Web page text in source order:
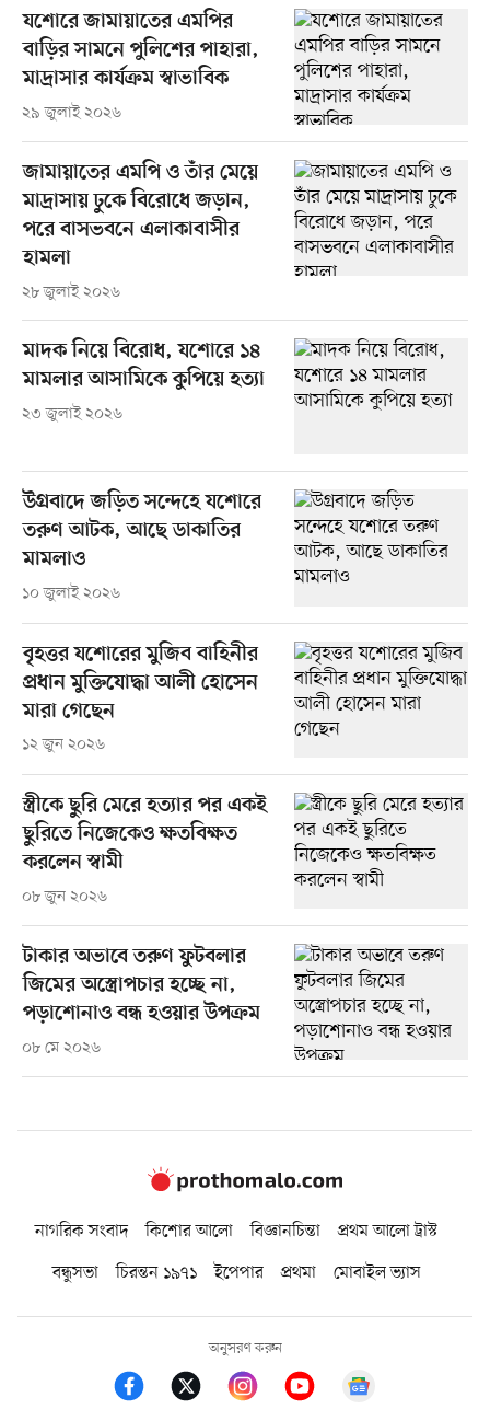
যশোরে জামায়াতের এমপির
বাড়ির সামনে পুলিশের পাহারা,
মাদ্রাসার কার্যক্রম স্বাভাবিক
২৯ জুলাই ২০২৬
জামায়াতের এমপি ও তাঁর মেয়ে
মাদ্রাসায় ঢুকে বিরোধে জড়ান,
পরে বাসভবনে এলাকাবাসীর
হামলা
২৮ জুলাই ২০২৬
মাদক নিয়ে বিরোধ, যশোরে ১৪
মামলার আসামিকে কুপিয়ে হত্যা
২৩ জুলাই ২০২৬
উগ্রবাদে জড়িত সন্দেহে যশোরে
তরুণ আটক, আছে ডাকাতির
মামলাও
১০ জুলাই ২০২৬
বৃহত্তর যশোরের মুজিব বাহিনীর
প্রধান মুক্তিযোদ্ধা আলী হোসেন
মারা গেছেন
১২ জুন ২০২৬
স্ত্রীকে ছুরি মেরে হত্যার পর একই
ছুরিতে নিজেকেও ক্ষতবিক্ষত
করলেন স্বামী
০৮ জুন ২০২৬
টাকার অভাবে তরুণ ফুটবলার
জিমের অস্ত্রোপচার হচ্ছে না,
পড়াশোনাও বন্ধ হওয়ার উপক্রম
০৮ মে ২০২৬
নাগরিক সংবাদ কিশোর আলো বিজ্ঞানচিন্তা
প্রথম আলো ট্রাস্ট
বন্ধুসভা
চিরন্তন ১৯৭১ ইপেপার প্রথমা মোবাইল ভ্যাস
অনুসরণ করুন